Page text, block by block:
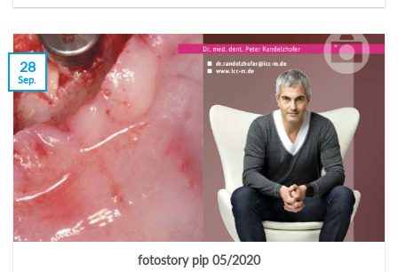
fotostory pip 05/2020
28
Sep.